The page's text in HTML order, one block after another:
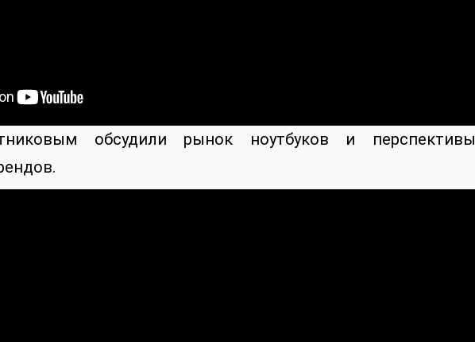
обсудили рынок ноутбуков и перспективы